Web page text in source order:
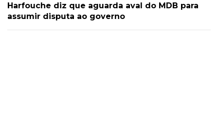
Harfouche diz que aguarda aval do MDB para
assumir disputa ao governo